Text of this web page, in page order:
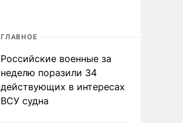
ГЛАВНОЕ
Российские военные за
неделю поразили 34
действующих в интересах
ВСУ судна